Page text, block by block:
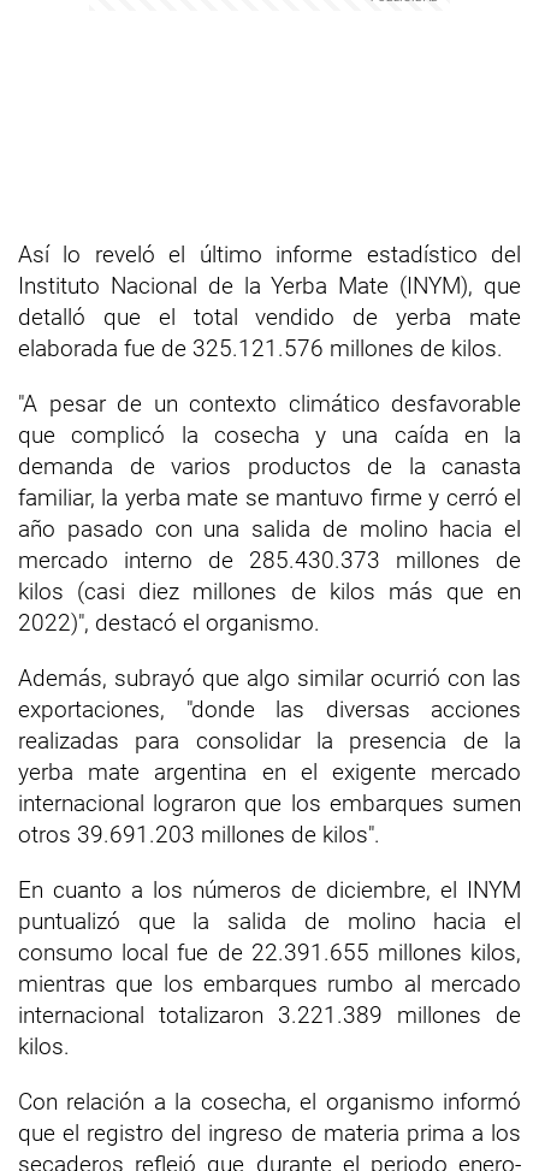
Así lo reveló el último informe estadístico del
Instituto Nacional de la Yerba Mate (INYM), que
detalló que el total vendido de yerba mate
elaborada fue de 325.121.576 millones de kilos.
"A pesar de un contexto climático desfavorable
que complicó la cosecha y una caída en la
demanda de varios productos de la canasta
familiar, la yerba mate se mantuvo firme y cerró el
año pasado con una salida de molino hacia el
mercado interno de 285.430.373 millones de
kilos (casi diez millones de kilos más que en
2022)", destacó el organismo.
Además, subrayó que algo similar ocurrió con las
exportaciones, "donde las diversas acciones
realizadas para consolidar la presencia de la
yerba mate argentina en el exigente mercado
internacional lograron que los embarques sumen
otros 39.691.203 millones de kilos".
En cuanto a los números de diciembre, el INYM
puntualizó que la salida de molino hacia el
consumo local fue de 22.391.655 millones kilos,
mientras que los embarques rumbo al mercado
internacional totalizaron 3.221.389 millones de
kilos.
Con relación a la cosecha, el organismo informó
que el registro del ingreso de materia prima a los
secaderos reflejó que durante el periodo enero-